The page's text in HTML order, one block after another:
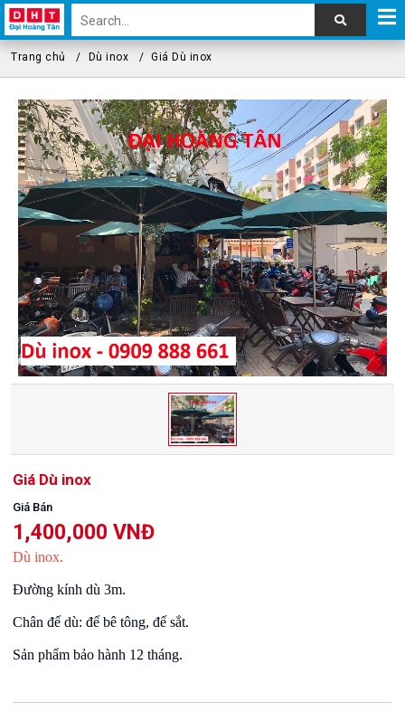
Trang chủ Dù inox Giá Dù inox
Giá Dù inox
Giá Bán
1,400,000 VNĐ
Dù inox.
Đường kính dù 3m.
Chân đế dù: đế bê tông, đế sắt.
Sản phẩm bảo hành 12 tháng.